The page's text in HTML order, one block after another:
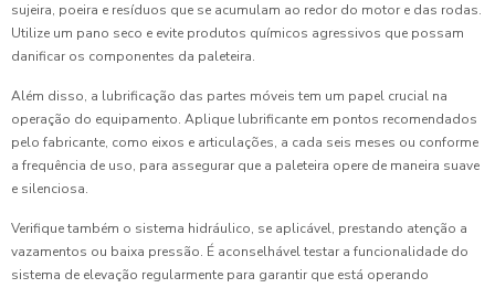
sujeira, poeira e resíduos que se acumulam ao redor do motor e das rodas.
Utilize um pano seco e evite produtos químicos agressivos que possam
danificar os componentes da paleteira.
Além disso, a lubrificação das partes móveis tem um papel crucial na
operação do equipamento. Aplique lubrificante em pontos recomendados
pelo fabricante, como eixos e articulações, a cada seis meses ou conforme
a frequência de uso, para assegurar que a paleteira opere de maneira suave
e silenciosa.
Verifique também o sistema hidráulico, se aplicável, prestando atenção a
vazamentos ou baixa pressão. É aconselhável testar a funcionalidade do
sistema de elevação regularmente para garantir que está operando